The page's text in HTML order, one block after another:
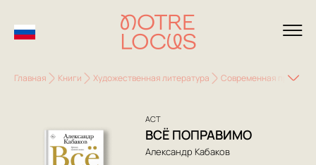
Главная Книги Художественная литература Современная проза
АСТ
ВСЁ ПОПРАВИМО
Александр Кабаков